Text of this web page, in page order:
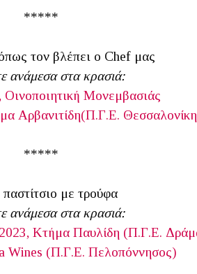
*****
τον βλέπει ο Chef μας
ανάμεσα στα κρασιά:
Μονεμβασιάς
Αρβανιτίδη(Π.Γ.Ε.
*****
με τρούφα
ανάμεσα στα κρασιά:
2023, Κτήμα Παυλίδη (Π.Γ.Ε.
Wines (Π.Γ.Ε. Πελοπόννησος)